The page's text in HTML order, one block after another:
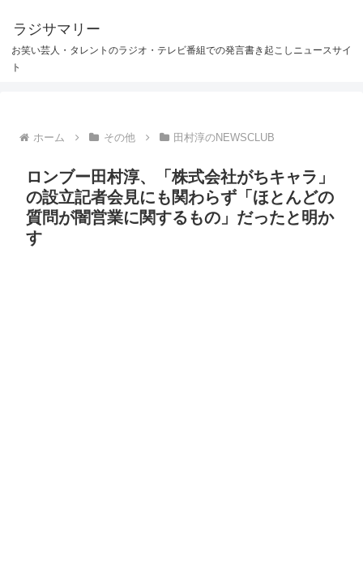
ラジサマリー
お笑い芸人・タレントのラジオ・テレビ番組での発言書き起こしニュースサイ
ト
ホーム その他 田村淳のNEWSCLUB
ロンブー田村淳、「株式会社がちキャラ」
の設立記者会見にも関わらず「ほとんどの
質問が闇営業に関するもの」だったと明か
す